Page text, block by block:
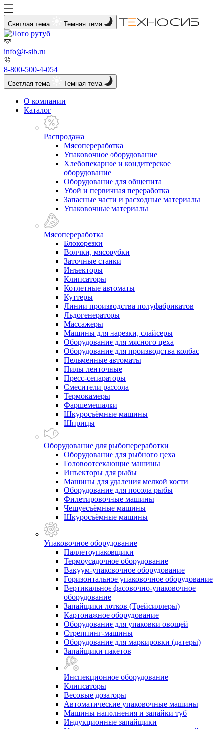
Светлая тема Темная тема
info@t-sib.ru
8-800-500-4-054
Светлая тема Темная тема
О компании
Каталог
Распродажа
Мясопереработка
Упаковочное оборудование
Хлебопекарное и кондитерское
оборудование
Оборудование для общепита
Убой и первичная переработка
Запасные части и расходные материалы
Упаковочные материалы
Мясопереработка
Блокорезки
Волчки, мясорубки
Заточные станки
Инъекторы
Клипсаторы
Котлетные автоматы
Куттеры
Линии производства полуфабрикатов
Льдогенераторы
Массажеры
Машины для нарезки, слайсеры
Оборудование для мясного цеха
Оборудование для производства колбас
Пельменные автоматы
Пилы ленточные
Пресс-сепараторы
Смесители рассола
Термокамеры
Фаршемешалки
Шкуросъёмные машины
Шприцы
Оборудование для рыбопереработки
Оборудование для рыбного цеха
Головоотсекающие машины
Инъекторы для рыбы
Машины для удаления мелкой кости
Оборудование для посола рыбы
Филетировочные машины
Чешуесъёмные машины
Шкуросъёмные машины
Упаковочное оборудование
Паллетоупаковщики
Термоусадочное оборудование
Вакуум-упаковочное оборудование
Горизонтальное упаковочное оборудование
Вертикальное фасовочно-упаковочное
оборудование
Запайщики лотков (Трейсиллеры)
Картонажное оборудование
Оборудование для упаковки овощей
Стреппинг-машины
Оборудование для маркировки (датеры)
Запайщики пакетов
Инспекционное оборудование
Клипсаторы
Весовые дозаторы
Автоматические упаковочные машины
Машины наполнения и запайки туб
Индукционные запайщики